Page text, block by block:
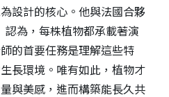
設計的核心。他與法國合夥
認為，每株植物都承載著演
的首要任務是理解這些特
長環境。唯有如此，植物才
與美感，進而構築能長久共